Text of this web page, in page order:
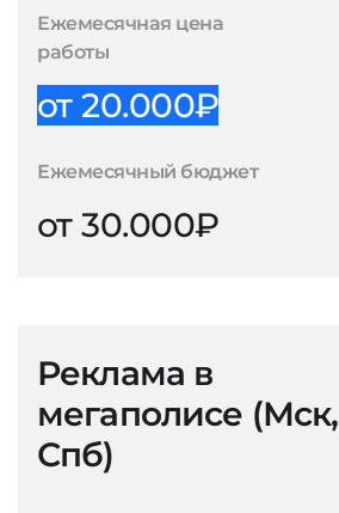
Ежемесячная цена
работы
от 20.000₽
Ежемесячный бюджет
от 30.000₽
Реклама в
мегаполисе (Мск,
Спб)